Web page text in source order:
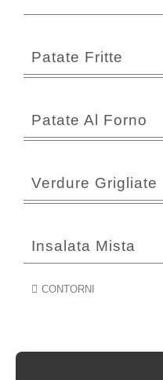
Patate Fritte
Patate Al Forno
Verdure Grigliate
Insalata Mista
CONTORNI